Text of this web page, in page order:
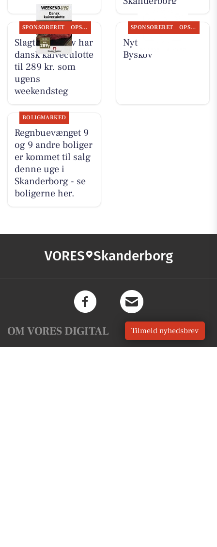
SPONSORERET OPSLAGSTAVLEN
Slagter Byskov har
dansk kalveculotte
til 289 kr. som
ugens
weekendsteg
SPONSORERET OPSLAGSTAVLEN
Nyt fra Slagter
Byskov
BOLIGMARKED
Regnbuevænget 9
og 9 andre boliger
er kommet til salg
denne uge i
Skanderborg - se
boligerne her.
VORES Skanderborg
OM VORES DIGITAL Tilmeld nyhedsbrev